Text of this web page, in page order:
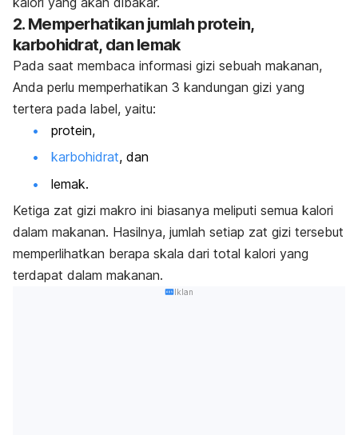
2. Memperhatikan jumlah protein,
karbohidrat, dan lemak
Pada saat membaca informasi gizi sebuah makanan,
Anda perlu memperhatikan 3 kandungan gizi yang
tertera pada label, yaitu:
protein,
karbohidrat, dan
lemak.
Ketiga zat gizi makro ini biasanya meliputi semua kalori
dalam makanan. Hasilnya, jumlah setiap zat gizi tersebut
memperlihatkan berapa skala dari total kalori yang
terdapat dalam makanan.
Iklan